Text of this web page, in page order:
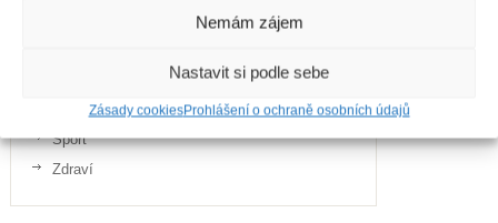
Nemám zájem
Nastavit si podle sebe
Zásady cookiesProhlášení o ochraně osobních údajů
Politika
Sport
Zdraví